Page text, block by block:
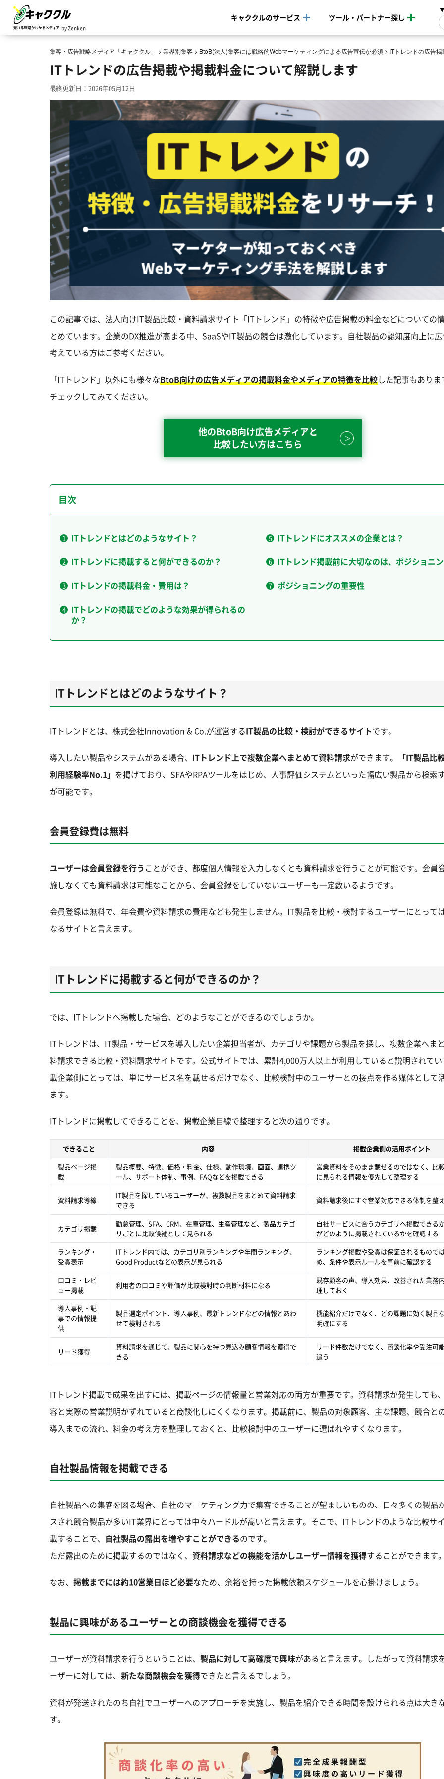
by Zenken
キャククルのサービス ツール・パートナー探し
集客・広告戦略メディア「キャククル」 > 業界別集客 > BtoB(法人)集客には戦略的Webマーケティングによる広告宣伝が必須 > ITトレンドの広告
ITトレンドの広告掲載や掲載料金について解説します
最終更新日：2026年05月12日
この記事では、法人向けIT製品比較・資料請求サイト「ITトレンド」の特徴や広告掲載の料金などについての
とめています。企業のDX推進が高まる中、SaaSやIT製品の競合は激化しています。自社製品の認知度向上に
考えている方はご参考ください。
「ITトレンド」以外にも様々なBtoB向けの広告メディアの掲載料金やメディアの特徴を比較した記事もありま
チェックしてみてください。
他のBtoB向け広告メディアと
比較したい方はこちら
目次
ITトレンドとはどのようなサイト？
ITトレンドに掲載すると何ができるのか？
ITトレンドの掲載料金・費用は？
ITトレンドの掲載でどのような効果が得られるの
か？
ITトレンドにオススメの企業とは？
ITトレンド掲載前に大切なのは、ポジショニ
ポジショニングの重要性
ITトレンドとはどのようなサイト？
ITトレンドとは、株式会社Innovation & Co.が運営するIT製品の比較・検討ができるサイトです。
導入したい製品やシステムがある場合、 ITトレンド上で複数企業へまとめて資料請求ができます。
「IT製品比
利用経験率No.1」 を掲げており、SFAやRPAツールをはじめ、人事評価システムといった幅広い製品から検索
が可能です。
会員登録費は無料
ユーザーは会員登録を行うことができ、都度個人情報を入力しなくとも資料請求を行うことが可能です。会員
施しなくても資料請求は可能なことから、会員登録をしていないユーザーも一定数いるようです。
会員登録は無料で、年会費や資料請求の費用なども発生しません。IT製品を比較・検討するユーザーにとって
なるサイトと言えます。
ITトレンドに掲載すると何ができるのか？
では、ITトレンドへ掲載した場合、どのようなことができるのでしょうか。
ITトレンドは、IT製品・サービスを導入したい企業担当者が、カテゴリや課題から製品を探し、複数企業へま
料請求できる比較・資料請求サイトです。公式サイトでは、累計4,000万人以上が利用していると説明されて
載企業側にとっては、単にサービス名を載せるだけでなく、比較検討中のユーザーとの接点を作る媒体として
ます。
ITトレンドに掲載してできることを、掲載企業目線で整理すると次の通りです。
できること 内容
掲載企業側の活用ポイント
製品ページ掲
載
製品概要、特徴、価格・料金、仕様、動作環境、画面、連携ツ
ール、サポート体制、事例、FAQなどを掲載できる
営業資料をそのまま載せるのではなく、比
に見られる情報を優先して整理する
資料請求導線
IT製品を探しているユーザーが、複数製品をまとめて資料請求
できる
資料請求後にすぐ営業対応できる体制を整
カテゴリ掲載
勤怠管理、SFA、CRM、在庫管理、生産管理など、製品カテゴ
リごとに比較候補として見られる
自社サービスに合うカテゴリへ掲載できる
がどのように掲載されているかを確認する
ランキング・
受賞表示
ITトレンド内では、カテゴリ別ランキングや年間ランキング、
Good Productなどの表示が見られる
ランキング掲載や受賞は保証されるもので
め、条件や表示ルールを事前に確認する
口コミ・レビ
ュー掲載
利用者の口コミや評価が比較検討時の判断材料になる
既存顧客の声、導入効果、改善された業務
理しておく
導入事例・記
事での情報提
供
製品選定ポイント、導入事例、最新トレンドなどの情報とあわ
せて検討される
機能紹介だけでなく、どの課題に効く製品
明確にする
リード獲得
資料請求を通じて、製品に関心を持つ見込み顧客情報を獲得で
きる
リード件数だけでなく、商談化率や受注可
追う
ITトレンド掲載で成果を出すには、掲載ページの情報量と営業対応の両方が重要です。資料請求が発生しても
容と実際の営業説明がずれていると商談化しにくくなります。掲載前に、製品の対象顧客、主な課題、競合との
導入までの流れ、料金の考え方を整理しておくと、比較検討中のユーザーに選ばれやすくなります。
自社製品情報を掲載できる
自社製品への集客を図る場合、自社のマーケティング力で集客できることが望ましいものの、日々多くの製品
スされ競合製品が多いIT業界にとっては中々ハードルが高いと言えます。そこで、ITトレンドのような比較サ
載することで、 自社製品の露出を増やすことができるのです。
ただ露出のために掲載するのではなく、 資料請求などの機能を活かしユーザー情報を獲得することができます。
なお、 掲載までには約10営業日ほど必要なため、余裕を持った掲載依頼スケジュールを心掛けましょう。
製品に興味があるユーザーとの商談機会を獲得できる
ユーザーが資料請求を行うということは、 製品に対して高確度で興味があると言えます。したがって資料請求
ーザーに対しては、 新たな商談機会を獲得できたと言えるでしょう。
資料が発送されたのち自社でユーザーへのアプローチを実施し、製品を紹介できる時間を設けられる点は大き
す。